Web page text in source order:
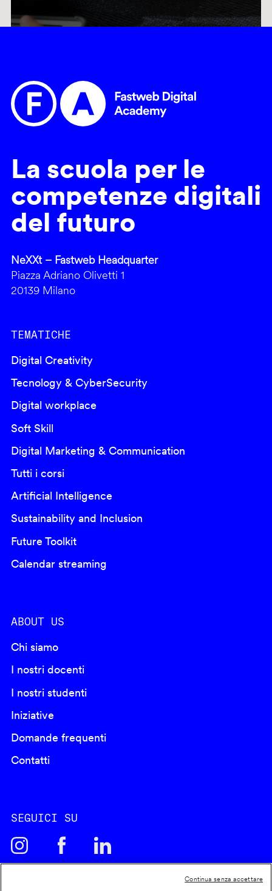
La scuola per le
competenze digitali
del futuro
NeXXt – Fastweb Headquarter
Piazza Adriano Olivetti 1
20139 Milano
TEMATICHE
Digital Creativity
Tecnology & CyberSecurity
Digital workplace
Soft Skill
Digital Marketing & Communication
Tutti i corsi
Artificial Intelligence
Sustainability and Inclusion
Future Toolkit
Calendar streaming
ABOUT US
Chi siamo
I nostri docenti
I nostri studenti
Iniziative
Domande frequenti
Contatti
SEGUICI SU
Continua senza accettare